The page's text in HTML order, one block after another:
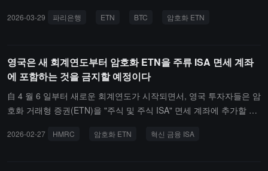
투자 제품으로 재분류될 수 있어 소매 펀드 신분에 영향을 미칠 수 있
운영되는 비 UCITS 소매 계획은 제외됩니다.FCA는 암호화폐가 이러
한 펀드의 투자 목표와 일치하지 않는다고 지적했습니다. 업계 측면
에서 영국 자산 관리 협회(Investment Association)는 이 제안을 지지
하며, 규제된 상장 제품을 통해 암호화 자산에 접근하는 것이 위험을
혔습니다. 펀드 관리자는 보유 자산이 펀드가 공개한 투자 목표 및 위
투자자가 증권 계좌를 통해 간접적으로 암호 자산에 노출될 수 있도
식 출시될 예정이며, 향후 더 많은 자산 관리 고객층으로 확대될 것으
로 기대됩니다.
2026-03-29 파리은행 ETN BTC 암호화 ETN
영국은 새 회계연도부터 암호화 ETN을 주류 ISA 면세 계좌
에 포함하는 것을 금지할 예정이다
自 4 월 6 일부터 새로운 회계연도가 시작되면서, 영국 투자자들은 암
호화 거래형 증권(ETN)을 "주식 및 주식 ISA" 면세 계좌에 추가할 수
암호화 ETN을 "혁신 금융 ISA"에만 적용되는 자산 범주로 분류했습
2026-02-27 HMRC 암호화 ETN 혁신 금융 ISA